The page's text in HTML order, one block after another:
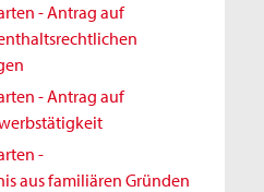
- Antrag auf
- Antrag auf
-
aus familiären Gründen